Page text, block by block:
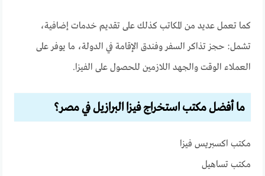
كما تعمل عديد من المكاتب كذلك على تقديم خدمات إضافية،
تشمل: حجز تذاكر السفر وفندق الإقامة في الدولة، ما يوفر على
العملاء الوقت والجهد اللازمين للحصول على الفيزا.
ما أفضل مكتب استخراج فيزا البرازيل في مصر؟
مكتب اكسبريس فيزا
مكتب تساهيل